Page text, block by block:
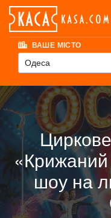
ВАШЕ МІСТО
Одеса
шоу на